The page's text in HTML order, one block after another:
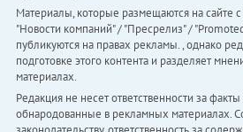
Материалы, которые размещаются на сайте
"Новости компаний" / "Пресрелиз" /
публикуются на правах рекламы. , однако
подготовке этого контента и разделяет
материалах.
Редакция не несет ответственности за
обнародованные в рекламных материалах.